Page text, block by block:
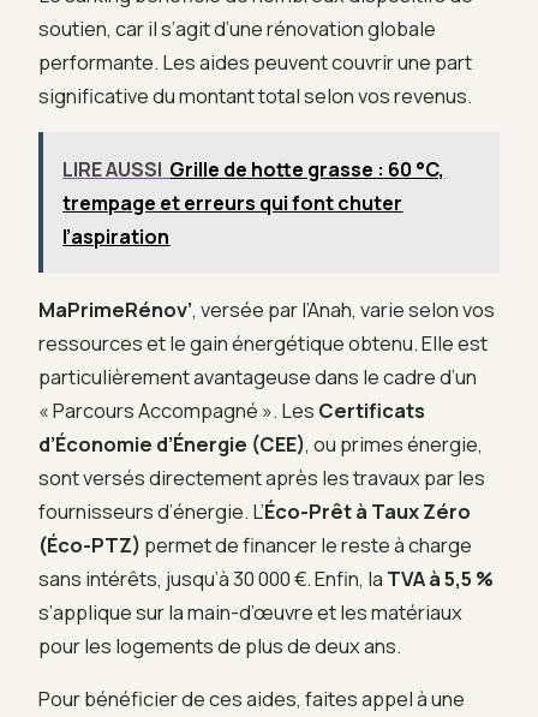
soutien, car il s’agit d’une rénovation globale
performante. Les aides peuvent couvrir une part
significative du montant total selon vos revenus.
LIRE AUSSI Grille de hotte grasse : 60 °C,
trempage et erreurs qui font chuter
l’aspiration
MaPrimeRénov’, versée par l’Anah, varie selon vos
ressources et le gain énergétique obtenu. Elle est
particulièrement avantageuse dans le cadre d’un
« Parcours Accompagné ». Les Certificats
d’Économie d’Énergie (CEE), ou primes énergie,
sont versés directement après les travaux par les
fournisseurs d’énergie. L’Éco-Prêt à Taux Zéro
(Éco-PTZ) permet de financer le reste à charge
sans intérêts, jusqu’à 30 000 €. Enfin, la TVA à 5,5 %
s’applique sur la main-d’œuvre et les matériaux
pour les logements de plus de deux ans.
Pour bénéficier de ces aides, faites appel à une